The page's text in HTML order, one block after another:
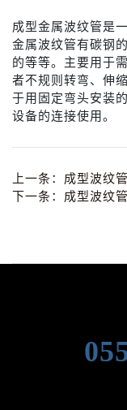
成型金属波纹管是
金属波纹管有碳钢
的等等。主要用于
者不规则转弯、伸
于用固定弯头安装
设备的连接使用。
上一条： 成型波纹管
下一条： 成型波纹管